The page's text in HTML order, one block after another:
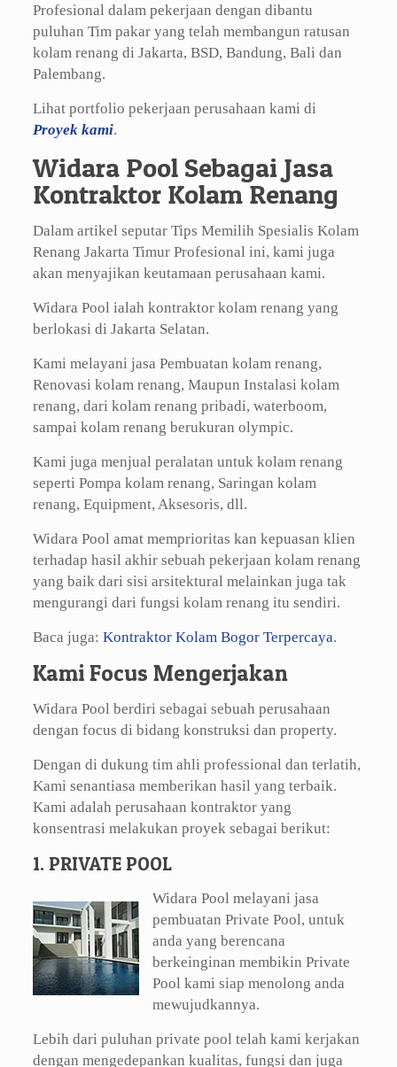
Profesional dalam pekerjaan dengan dibantu
puluhan Tim pakar yang telah membangun ratusan
kolam renang di Jakarta, BSD, Bandung, Bali dan
Palembang.
Lihat portfolio pekerjaan perusahaan kami di
Proyek kami.
Widara Pool Sebagai Jasa
Kontraktor Kolam Renang
Dalam artikel seputar Tips Memilih Spesialis Kolam
Renang Jakarta Timur Profesional ini, kami juga
akan menyajikan keutamaan perusahaan kami.
Widara Pool ialah kontraktor kolam renang yang
berlokasi di Jakarta Selatan.
Kami melayani jasa Pembuatan kolam renang,
Renovasi kolam renang, Maupun Instalasi kolam
renang, dari kolam renang pribadi, waterboom,
sampai kolam renang berukuran olympic.
Kami juga menjual peralatan untuk kolam renang
seperti Pompa kolam renang, Saringan kolam
renang, Equipment, Aksesoris, dll.
Widara Pool amat memprioritas kan kepuasan klien
terhadap hasil akhir sebuah pekerjaan kolam renang
yang baik dari sisi arsitektural melainkan juga tak
mengurangi dari fungsi kolam renang itu sendiri.
Baca juga: Kontraktor Kolam Bogor Terpercaya.
Kami Focus Mengerjakan
Widara Pool berdiri sebagai sebuah perusahaan
dengan focus di bidang konstruksi dan property.
Dengan di dukung tim ahli professional dan terlatih,
Kami senantiasa memberikan hasil yang terbaik.
Kami adalah perusahaan kontraktor yang
konsentrasi melakukan proyek sebagai berikut:
1. PRIVATE POOL
Widara Pool melayani jasa
pembuatan Private Pool, untuk
anda yang berencana
berkeinginan membikin Private
Pool kami siap menolong anda
mewujudkannya.
Lebih dari puluhan private pool telah kami kerjakan
dengan mengedepankan kualitas, fungsi dan juga